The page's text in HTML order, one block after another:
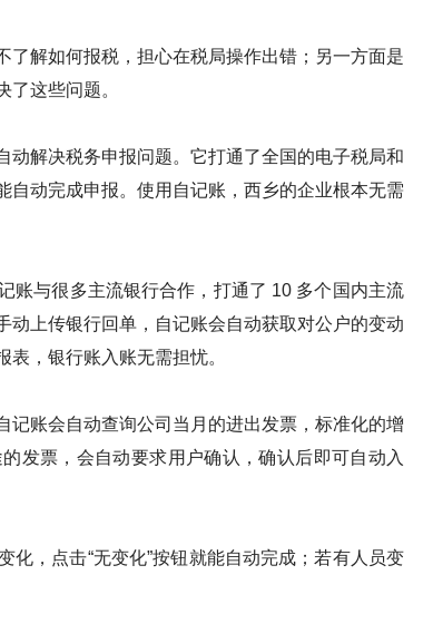
解如何报税，担心在税局操作出错；另一方面是
这些问题。
解决税务申报问题。它打通了全国的电子税局和
动完成申报。使用自记账，西乡的企业根本无需
账与很多主流银行合作，打通了 10 多个国内主流
上传银行回单，自记账会自动获取对公户的变动
，银行账入账无需担忧。
账会自动查询公司当月的进出发票，标准化的增
发票，会自动要求用户确认，确认后即可自动入
，点击“无变化”按钮就能自动完成；若有人员变